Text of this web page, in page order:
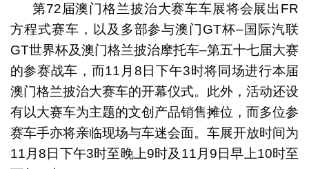
第72届澳门格兰披治大赛车车展将会展出FR
方程式赛车，以及多部参与澳门GT杯–国际汽联
GT世界杯及澳门格兰披治摩托车–第五十七届大赛
的参赛战车，而11月8日下午3时将同场进行本届
澳门格兰披治大赛车的开幕仪式。此外，活动还设
有以大赛车为主题的文创产品销售摊位，而多位参
赛车手亦将亲临现场与车迷会面。车展开放时间为
11月8日下午3时至晚上9时及11月9日早上10时至